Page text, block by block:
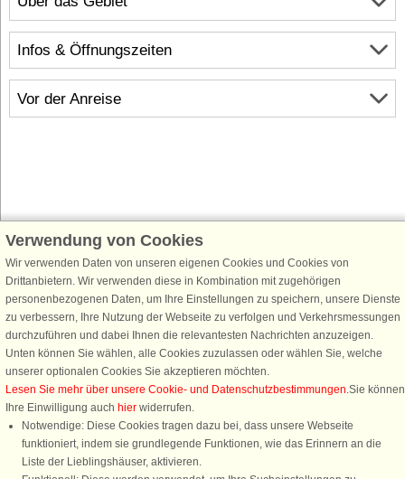
Infos & Öffnungszeiten
Vor der Anreise
Schließen Sie sich 100.000 Ferienhaus-Fans an
Erhalten Sie einenWillkommensgutschein von 25 € für Ihren nächsten
Ferienhausurlaub - melden Sie sich einfach für den DanCenter Newsletter
an. Verpassen Sie nie wieder exklusive Angebote, Gewinnspiele und
Urlaubstipps!
Newsletter abonnieren
Verwendung von Cookies
Wir verwenden Daten von unseren eigenen Cookies und Cookies von
Drittanbietern. Wir verwenden diese in Kombination mit zugehörigen
personenbezogenen Daten, um Ihre Einstellungen zu speichern, unsere Dienste
zu verbessern, Ihre Nutzung der Webseite zu verfolgen und Verkehrsmessungen
durchzuführen und dabei Ihnen die relevantesten Nachrichten anzuzeigen.
Unten können Sie wählen, alle Cookies zuzulassen oder wählen Sie, welche
unserer optionalen Cookies Sie akzeptieren möchten.
Lesen Sie mehr über unsere Cookie- und Datenschutzbestimmungen.Sie können
Ihre Einwilligung auch hier widerrufen.
Notwendige: Diese Cookies tragen dazu bei, dass unsere Webseite
funktioniert, indem sie grundlegende Funktionen, wie das Erinnern an die
Liste der Lieblingshäuser, aktivieren.